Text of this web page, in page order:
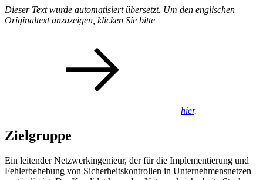
Dieser Text wurde automatisiert übersetzt. Um den englischen
Originaltext anzuzeigen, klicken Sie bitte
hier.
Zielgruppe
Ein leitender Netzwerkingenieur, der für die Implementierung und
Fehlerbehebung von Sicherheitskontrollen in Unternehmensnetzen